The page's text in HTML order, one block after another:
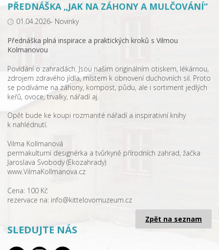
PŘEDNÁŠKA „JAK NA ZÁHONY A MULČOVÁNÍ“
01.04.2026- Novinky
Přednáška plná inspirace a praktických kroků s Vilmou
Kolmanovou
Povídání o zahradách. Jsou našim originálním otiskem, lékárnou,
zdrojem zdravého jídla, místem k obnovení duchovních sil. Proto
se podíváme na záhony, kompost, půdu, ale i sortiment jedlých
keřů, ovoce, trvalky, nářadí aj.
Opět bude ke koupi rozmanité nářadí a inspirativní knihy
k nahlédnutí.
Vilma Kollmanová
permakulturní designérka a tvůrkyně přírodních zahrad, žačka
Jaroslava Svobody (Ekozahrady)
www.VilmaKollmanova.cz
Cena: 100 Kč
rezervace na: info@kittelovomuzeum.cz
Zpět na seznam
SLEDUJTE NÁS